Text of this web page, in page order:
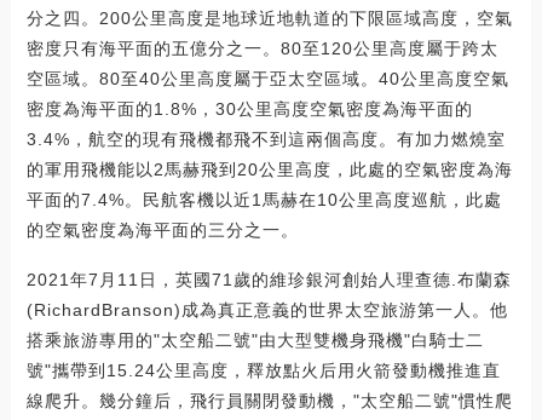
分之四。200公里高度是地球近地軌道的下限區域高度，空氣
密度只有海平面的五億分之一。80至120公里高度屬于跨太
空區域。80至40公里高度屬于亞太空區域。40公里高度空氣
密度為海平面的1.8%，30公里高度空氣密度為海平面的
3.4%，航空的現有飛機都飛不到這兩個高度。有加力燃燒室
的軍用飛機能以2馬赫飛到20公里高度，此處的空氣密度為海
平面的7.4%。民航客機以近1馬赫在10公里高度巡航，此處
的空氣密度為海平面的三分之一。
2021年7月11日，英國71歲的維珍銀河創始人理查德.布蘭森
(RichardBranson)成為真正意義的世界太空旅游第一人。他
搭乘旅游專用的"太空船二號"由大型雙機身飛機"白騎士二
號"攜帶到15.24公里高度，釋放點火后用火箭發動機推進直
線爬升。幾分鐘后，飛行員關閉發動機，"太空船二號"慣性爬